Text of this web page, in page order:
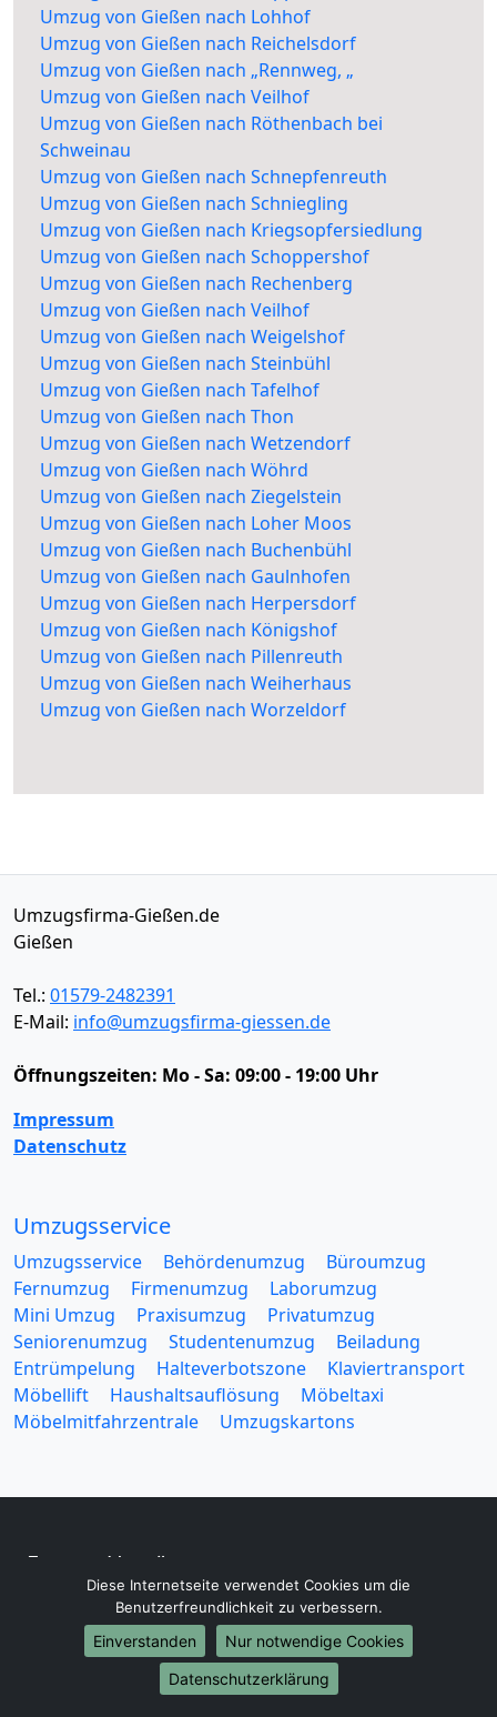
Umzug von Gießen nach Lohhof
Umzug von Gießen nach Reichelsdorf
Umzug von Gießen nach „Rennweg, „
Umzug von Gießen nach Veilhof
Umzug von Gießen nach Röthenbach bei
Schweinau
Umzug von Gießen nach Schnepfenreuth
Umzug von Gießen nach Schniegling
Umzug von Gießen nach Kriegsopfersiedlung
Umzug von Gießen nach Schoppershof
Umzug von Gießen nach Rechenberg
Umzug von Gießen nach Veilhof
Umzug von Gießen nach Weigelshof
Umzug von Gießen nach Steinbühl
Umzug von Gießen nach Tafelhof
Umzug von Gießen nach Thon
Umzug von Gießen nach Wetzendorf
Umzug von Gießen nach Wöhrd
Umzug von Gießen nach Ziegelstein
Umzug von Gießen nach Loher Moos
Umzug von Gießen nach Buchenbühl
Umzug von Gießen nach Gaulnhofen
Umzug von Gießen nach Herpersdorf
Umzug von Gießen nach Königshof
Umzug von Gießen nach Pillenreuth
Umzug von Gießen nach Weiherhaus
Umzug von Gießen nach Worzeldorf
Umzugsfirma-Gießen.de
Gießen
Tel.: 01579-2482391
E-Mail: info@umzugsfirma-giessen.de
Öffnungszeiten: Mo - Sa: 09:00 - 19:00 Uhr
Impressum
Datenschutz
Umzugsservice
Umzugsservice Behördenumzug
Büroumzug
Fernumzug
Firmenumzug
Laborumzug
Mini Umzug
Praxisumzug
Privatumzug
Seniorenumzug
Studentenumzug
Beiladung
Entrümpelung
Halteverbotszone
Klaviertransport
Möbellift
Haushaltsauflösung
Möbeltaxi
Möbelmitfahrzentrale
Umzugskartons
Europa-Umzüge
Umzug von Gießen nach Belarus
Umzug von Gießen nach Belgien
Umzug von Gießen nach Bulgarien
Umzug von Gießen nach Dänemark
Diese Internetseite verwendet Cookies um die
Benutzerfreundlichkeit zu verbessern.
Einverstanden
Nur notwendige Cookies
Datenschutzerklärung